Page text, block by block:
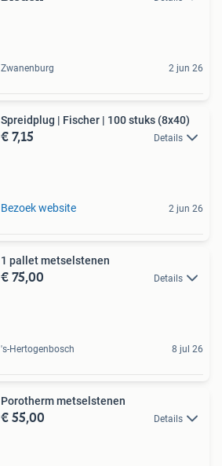
Zwanenburg 2 jun 26
Spreidplug | Fischer | 100 stuks (8x40)
€ 7,15 Details
Bezoek website 2 jun 26
1 pallet metselstenen
€ 75,00 Details
's-Hertogenbosch 8 jul 26
Porotherm metselstenen
€ 55,00 Details